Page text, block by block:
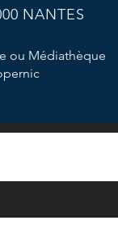
NANTES
ou Médiathèque